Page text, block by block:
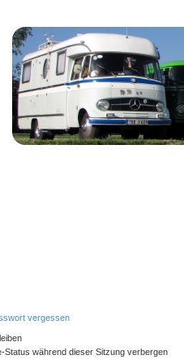
vergessen
Status während dieser Sitzung verbergen